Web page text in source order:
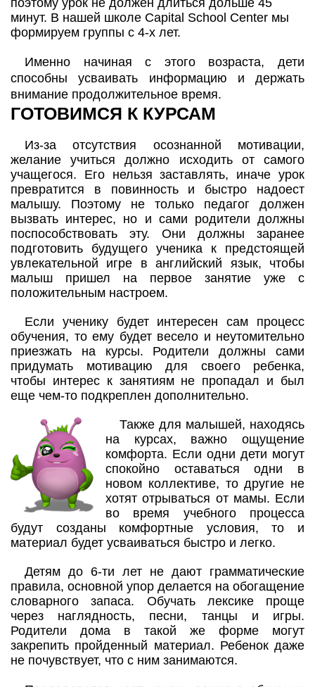
поэтому урок не должен длиться дольше 45
минут. В нашей школе Capital School Center мы
формируем группы с 4-х лет.
Именно начиная с этого возраста, дети
способны усваивать информацию и держать
внимание продолжительное время.
ГОТОВИМСЯ К КУРСАМ
Из-за отсутствия осознанной мотивации,
желание учиться должно исходить от самого
учащегося. Его нельзя заставлять, иначе урок
превратится в повинность и быстро надоест
малышу. Поэтому не только педагог должен
вызвать интерес, но и сами родители должны
поспособствовать эту. Они должны заранее
подготовить будущего ученика к предстоящей
увлекательной игре в английский язык, чтобы
малыш пришел на первое занятие уже с
положительным настроем.
Если ученику будет интересен сам процесс
обучения, то ему будет весело и неутомительно
приезжать на курсы. Родители должны сами
придумать мотивацию для своего ребенка,
чтобы интерес к занятиям не пропадал и был
еще чем-то подкреплен дополнительно.
Также для малышей, находясь
на курсах, важно ощущение
комфорта. Если одни дети могут
спокойно оставаться одни в
новом коллективе, то другие не
хотят отрываться от мамы. Если
во время учебного процесса
будут созданы комфортные условия, то и
материал будет усваиваться быстро и легко.
Детям до 6-ти лет не дают грамматические
правила, основной упор делается на обогащение
словарного запаса. Обучать лексике проще
через наглядность, песни, танцы и игры.
Родители дома в такой же форме могут
закрепить пройденный материал. Ребенок даже
не почувствует, что с ним занимаются.